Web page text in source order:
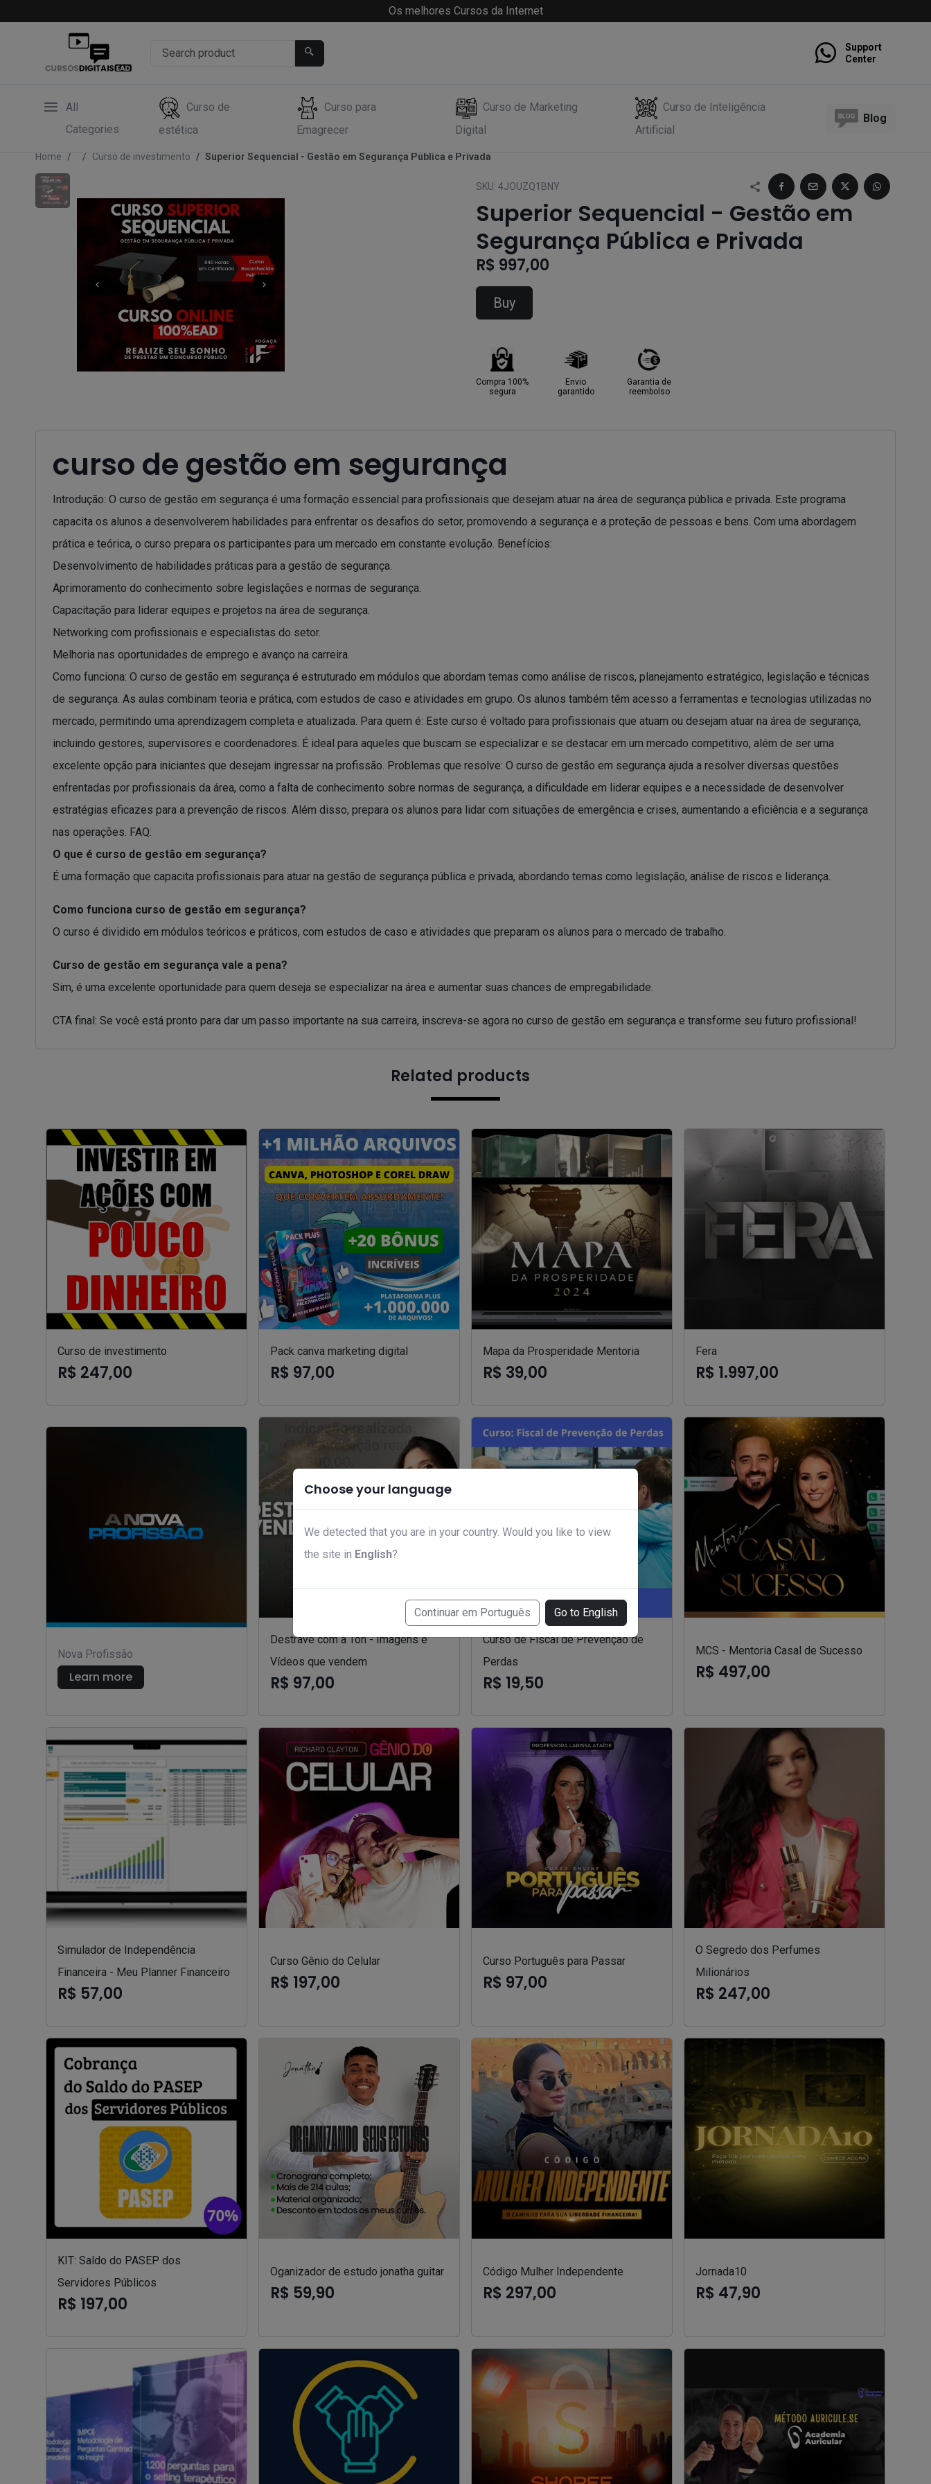
Choose your language
We detected that you are in your country. Would you like to view
the site in English?
Continuar em Português Go to English
Os melhores Cursos da Internet
Support
Center
All
Categories
Curso de
estética
Curso para
Emagrecer
Curso de Marketing
Digital
Curso de Inteligência
Artificial
Blog
Home Curso de investimento Superior Sequencial - Gestão em Segurança Pública e Privada
SKU: 4JOUZQ1BNY
Superior Sequencial - Gestão em
Segurança Pública e Privada
R$ 997,00
Buy
Compra 100%
segura
Envio
garantido
Garantia de
reembolso
curso de gestão em segurança
Introdução: O curso de gestão em segurança é uma formação essencial para profissionais que desejam atuar na área de segurança pública e privada. Este programa
capacita os alunos a desenvolverem habilidades para enfrentar os desafios do setor, promovendo a segurança e a proteção de pessoas e bens. Com uma abordagem
prática e teórica, o curso prepara os participantes para um mercado em constante evolução. Benefícios:
Desenvolvimento de habilidades práticas para a gestão de segurança.
Aprimoramento do conhecimento sobre legislações e normas de segurança.
Capacitação para liderar equipes e projetos na área de segurança.
Networking com profissionais e especialistas do setor.
Melhoria nas oportunidades de emprego e avanço na carreira.
Como funciona: O curso de gestão em segurança é estruturado em módulos que abordam temas como análise de riscos, planejamento estratégico, legislação e técnicas
de segurança. As aulas combinam teoria e prática, com estudos de caso e atividades em grupo. Os alunos também têm acesso a ferramentas e tecnologias utilizadas no
mercado, permitindo uma aprendizagem completa e atualizada. Para quem é: Este curso é voltado para profissionais que atuam ou desejam atuar na área de segurança,
incluindo gestores, supervisores e coordenadores. É ideal para aqueles que buscam se especializar e se destacar em um mercado competitivo, além de ser uma
excelente opção para iniciantes que desejam ingressar na profissão. Problemas que resolve: O curso de gestão em segurança ajuda a resolver diversas questões
enfrentadas por profissionais da área, como a falta de conhecimento sobre normas de segurança, a dificuldade em liderar equipes e a necessidade de desenvolver
estratégias eficazes para a prevenção de riscos. Além disso, prepara os alunos para lidar com situações de emergência e crises, aumentando a eficiência e a segurança
nas operações. FAQ:
O que é curso de gestão em segurança?
É uma formação que capacita profissionais para atuar na gestão de segurança pública e privada, abordando temas como legislação, análise de riscos e liderança.
Como funciona curso de gestão em segurança?
O curso é dividido em módulos teóricos e práticos, com estudos de caso e atividades que preparam os alunos para o mercado de trabalho.
Curso de gestão em segurança vale a pena?
Sim, é uma excelente oportunidade para quem deseja se especializar na área e aumentar suas chances de empregabilidade.
CTA final: Se você está pronto para dar um passo importante na sua carreira, inscreva-se agora no curso de gestão em segurança e transforme seu futuro profissional!
Related products
Curso de investimento
R$ 247,00
Pack canva marketing digital
R$ 97,00
Mapa da Prosperidade Mentoria
R$ 39,00
Fera
R$ 1.997,00
Nova Profissão
Learn more
Destrave com a Ton - Imagens e
Vídeos que vendem
R$ 97,00
Curso de Fiscal de Prevenção de
Perdas
R$ 19,50
MCS - Mentoria Casal de Sucesso
R$ 497,00
Simulador de Independência
Financeira - Meu Planner Financeiro
R$ 57,00
Curso Gênio do Celular
R$ 197,00
Curso Português para Passar
R$ 97,00
O Segredo dos Perfumes
Milionários
R$ 247,00
KIT: Saldo do PASEP dos
Servidores Públicos
R$ 197,00
Oganizador de estudo jonatha guitar
R$ 59,90
Código Mulher Independente
R$ 297,00
Jornada10
R$ 47,90